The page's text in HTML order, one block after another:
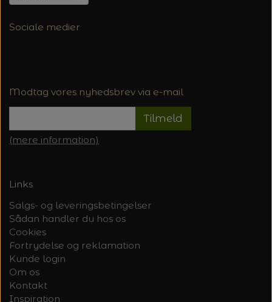
Sociale medier
Modtag vores nyhedsbrev via e-mail
Tilmeld
(mere information)
Links
Salgs- og leveringsbetingelser
Sådan handler du hos os
Cookies
Fortrydelse og reklamation
Kunde login
Om os
Kontakt
Inspiration